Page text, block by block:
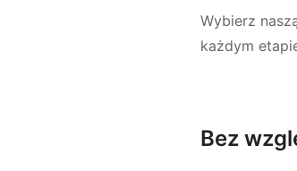
Wybierz
każdym
Bez